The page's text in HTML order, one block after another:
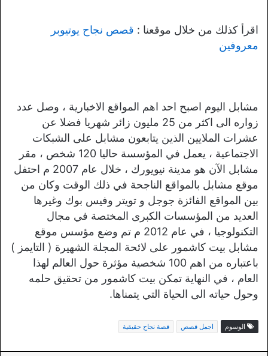
اقرأ كذلك من خلال موقعنا : قصص نجاح يوتيوبر
معروفين
مشابل اليوم اصبح احد اهم المواقع الاخبارية ، وصل عدد
زواره الى اكثر من 25 مليون زائر شهريا فضلا عن
عشرات الملايين الذين يتابعون مشابل على الشبكات
الاجتماعية ، يعمل في المؤسسة حاليا 120 شخص ، مقر
مشابل الآن هو مدينة نيويورك ، خلال عام 2007 م احتفل
موقع مشابل بالمواقع الناجحة في ذلك الوقت وكان من
بين المواقع الفائزة جوجل و تويتر وفيس بوك وغيرها
العديد من المؤسسات الكبرى المختصة في مجال
التكنولوجيا ، في عام 2012 م تم وضع مؤسس موقع
مشابل بيت كاشمور على لائحة المجلة الشهيرة ( التايمز )
باعتباره من اهم 100 شخصية مؤثرة حول العالم لهذا
العام ، في النهاية تمكن بيت كاشمور من تحقيق حلمه
وحول حياته الى الحياة التي يتمناها.
الوسوم اجمل قصص قصة نجاح حقيقية